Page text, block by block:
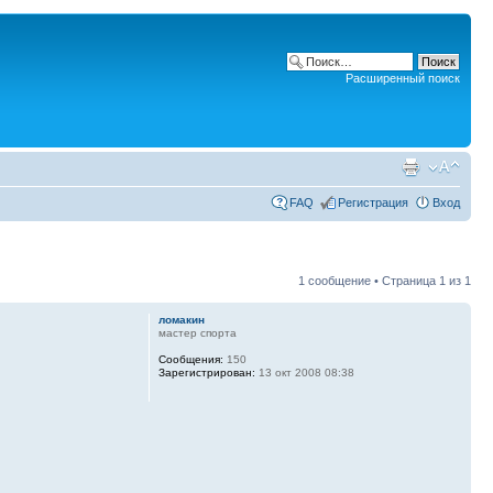
Расширенный поиск
FAQ Регистрация Вход
1 сообщение • Страница 1 из 1
ломакин
мастер спорта
Сообщения: 150
Зарегистрирован: 13 окт 2008 08:38